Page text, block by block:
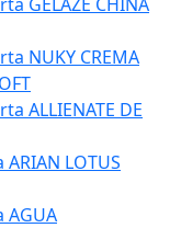
NUKY CREMA
ALLIENATE DE
LOTUS
AGUA